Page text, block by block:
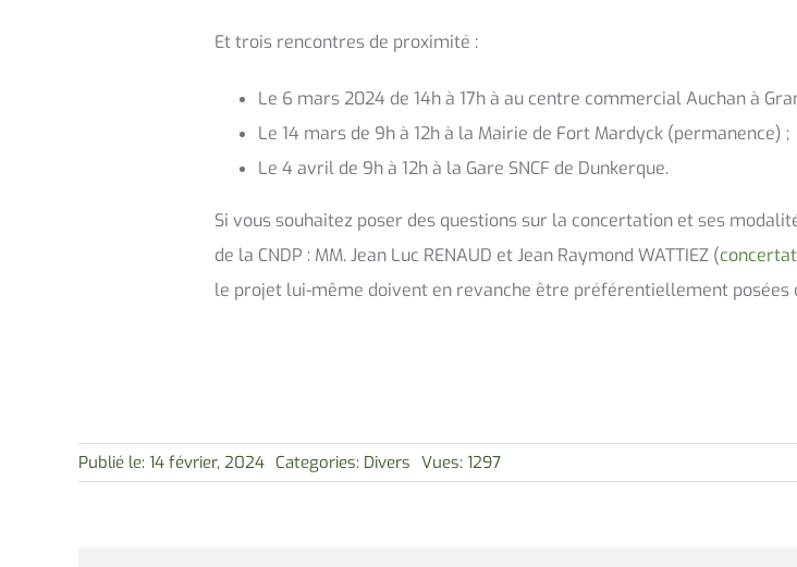
Et trois rencontres de proximité :
Le 6 mars 2024 de 14h à 17h à au centre commercial Auchan à
Le 14 mars de 9h à 12h à la Mairie de Fort Mardyck (permanence) ;
Le 4 avril de 9h à 12h à la Gare SNCF de Dunkerque.
Si vous souhaitez poser des questions sur la concertation et ses
de la CNDP : MM. Jean Luc RENAUD et Jean Raymond WATTIEZ (
le projet lui-même doivent en revanche être préférentiellement posées
Publié le: 14 février, 2024 Categories: Divers Vues: 1297